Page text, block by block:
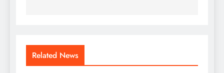
Related News